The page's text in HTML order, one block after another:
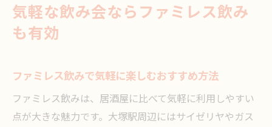
気軽な飲み会ならファミレス飲み
も有効
ファミレス飲みで気軽に楽しむおすすめ方法
ファミレス飲みは、居酒屋に比べて気軽に利用しやすい
点が大きな魅力です。大塚駅周辺にはサイゼリヤやガス